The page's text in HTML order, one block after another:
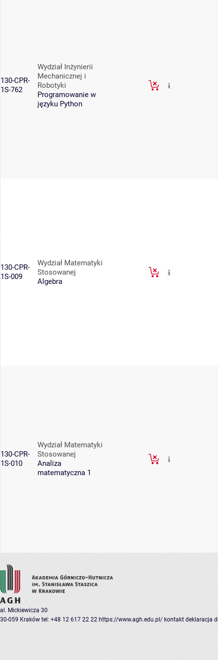
130-CPR-
1S-762
Wydział Inżynierii
Mechanicznej i
Robotyki
Programowanie w
języku Python
130-CPR-
1S-009
Wydział Matematyki
Stosowanej
Algebra
130-CPR-
1S-010
Wydział Matematyki
Stosowanej
Analiza
matematyczna 1
al. Mickiewicza 30
30-059 Kraków tel: +48 12 617 22 22 https://www.agh.edu.pl/ kontakt deklaracja